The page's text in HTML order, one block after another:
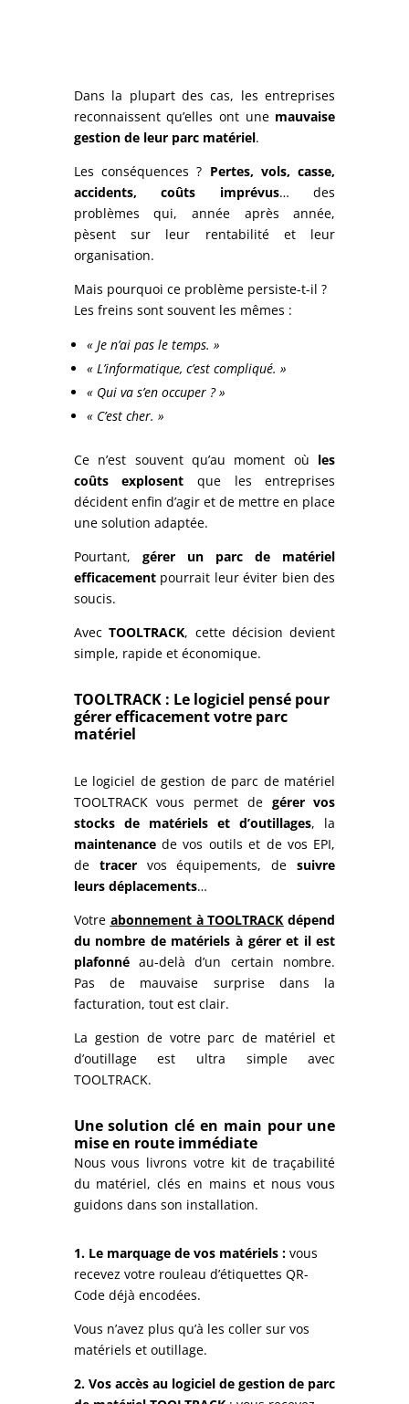
Dans la plupart des cas, les entreprises
reconnaissent qu’elles ont une mauvaise
gestion de leur parc matériel.
Les conséquences ? Pertes, vols, casse,
accidents, coûts imprévus… des
problèmes qui, année après année,
pèsent sur leur rentabilité et leur
organisation.
Mais pourquoi ce problème persiste-t-il ?
Les freins sont souvent les mêmes :
« Je n’ai pas le temps. »
« L’informatique, c’est compliqué. »
« Qui va s’en occuper ? »
« C’est cher. »
Ce n’est souvent qu’au moment où les
coûts explosent que les entreprises
décident enfin d’agir et de mettre en place
une solution adaptée.
Pourtant, gérer un parc de matériel
efficacementpourrait leur éviter bien des
soucis.
AvecTOOLTRACK, cette décision devient
simple, rapide et économique.
TOOLTRACK : Le logiciel pensé pour
gérer efficacement votre parc
matériel
Le logiciel de gestion de parc de matériel
TOOLTRACK vous permet de gérer vos
stocks de matériels et d’outillages, la
maintenancede vos outils et de vos EPI,
de tracervos équipements, desuivre
leurs déplacements…
Votre abonnement à TOOLTRACK dépend
du nombre de matériels à gérer et il est
plafonnéau-delà d’un certain nombre.
Pas de mauvaise surprise dans la
facturation, tout est clair.
La gestion de votre parc de matériel et
d’outillage est ultra simple avec
TOOLTRACK.
Une solution clé en main pour une
mise en route immédiate
Nous vous livrons votre kit de traçabilité
du matériel, clés en mains et nous vous
guidons dans son installation.
1. Le marquage de vos matériels :vous
recevez votre rouleau d’étiquettes QR-
Code déjà encodées.
Vous n’avez plus qu’à les coller sur vos
matériels et outillage.
2. Vos accès au logiciel de gestion de parc